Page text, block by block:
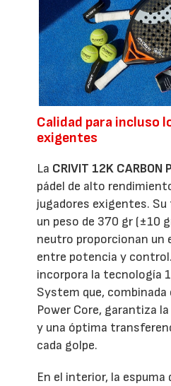
Calidad para incluso
exigentes
La CRIVIT 12K CARBON
pádel de alto
jugadores exigentes.
un peso de 370 gr (±10
neutro proporcionan un
entre potencia y
incorpora la tecnología
System que, combinada
Power Core, garantiza
y una óptima
cada golpe.
En el interior, la espuma